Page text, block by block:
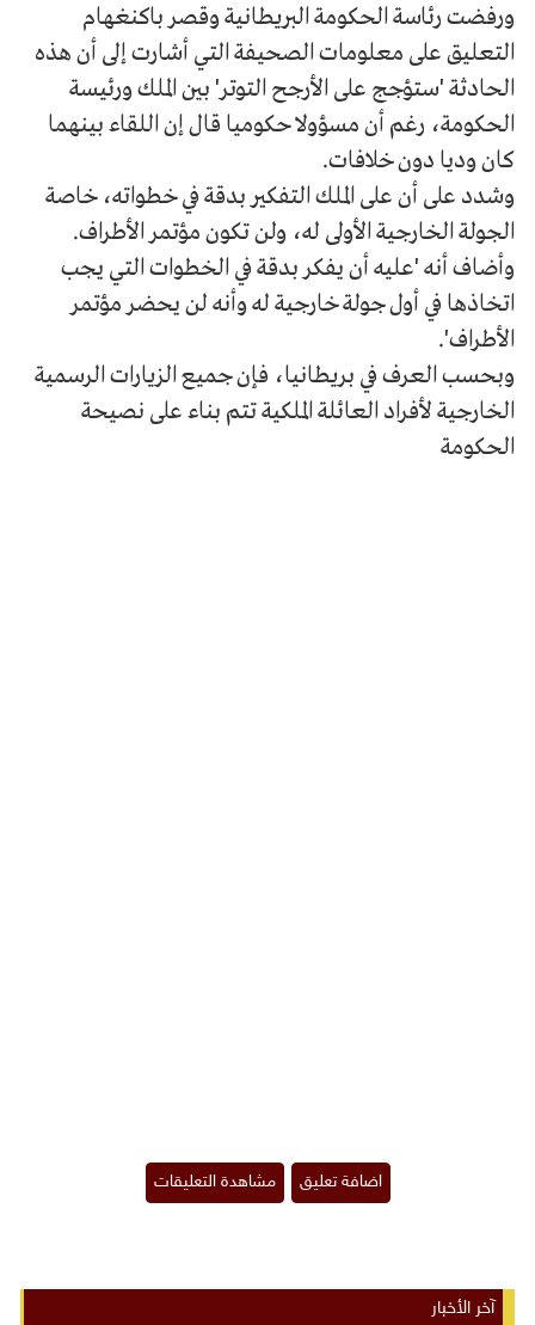
ورفضت رئاسة الحكومة البريطانية وقصر باكنغهام
التعليق على معلومات الصحيفة التي أشارت إلى أن هذه
الحادثة 'ستؤجج على الأرجح التوتر' بين الملك ورئيسة
الحكومة، رغم أن مسؤولا حكوميا قال إن اللقاء بينهما
كان وديا دون خلافات.
وشدد على أن على الملك التفكير بدقة في خطواته، خاصة
الجولة الخارجية الأولى له، ولن تكون مؤتمر الأطراف.
وأضاف أنه 'عليه أن يفكر بدقة في الخطوات التي يجب
اتخاذها في أول جولة خارجية له وأنه لن يحضر مؤتمر
الأطراف'.
وبحسب العرف في بريطانيا، فإن جميع الزيارات الرسمية
الخارجية لأفراد العائلة الملكية تتم بناء على نصيحة
الحكومة
آخر الأخبار